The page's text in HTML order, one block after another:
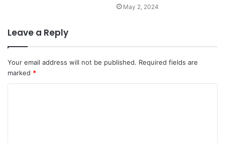
May 2, 2024
Leave a Reply
Your email address will not be published. Required fields are
marked *